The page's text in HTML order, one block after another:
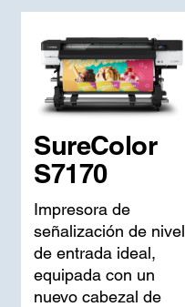
SureColor
S7170
Impresora de
señalización de nivel
de entrada ideal,
equipada con un
nuevo cabezal de